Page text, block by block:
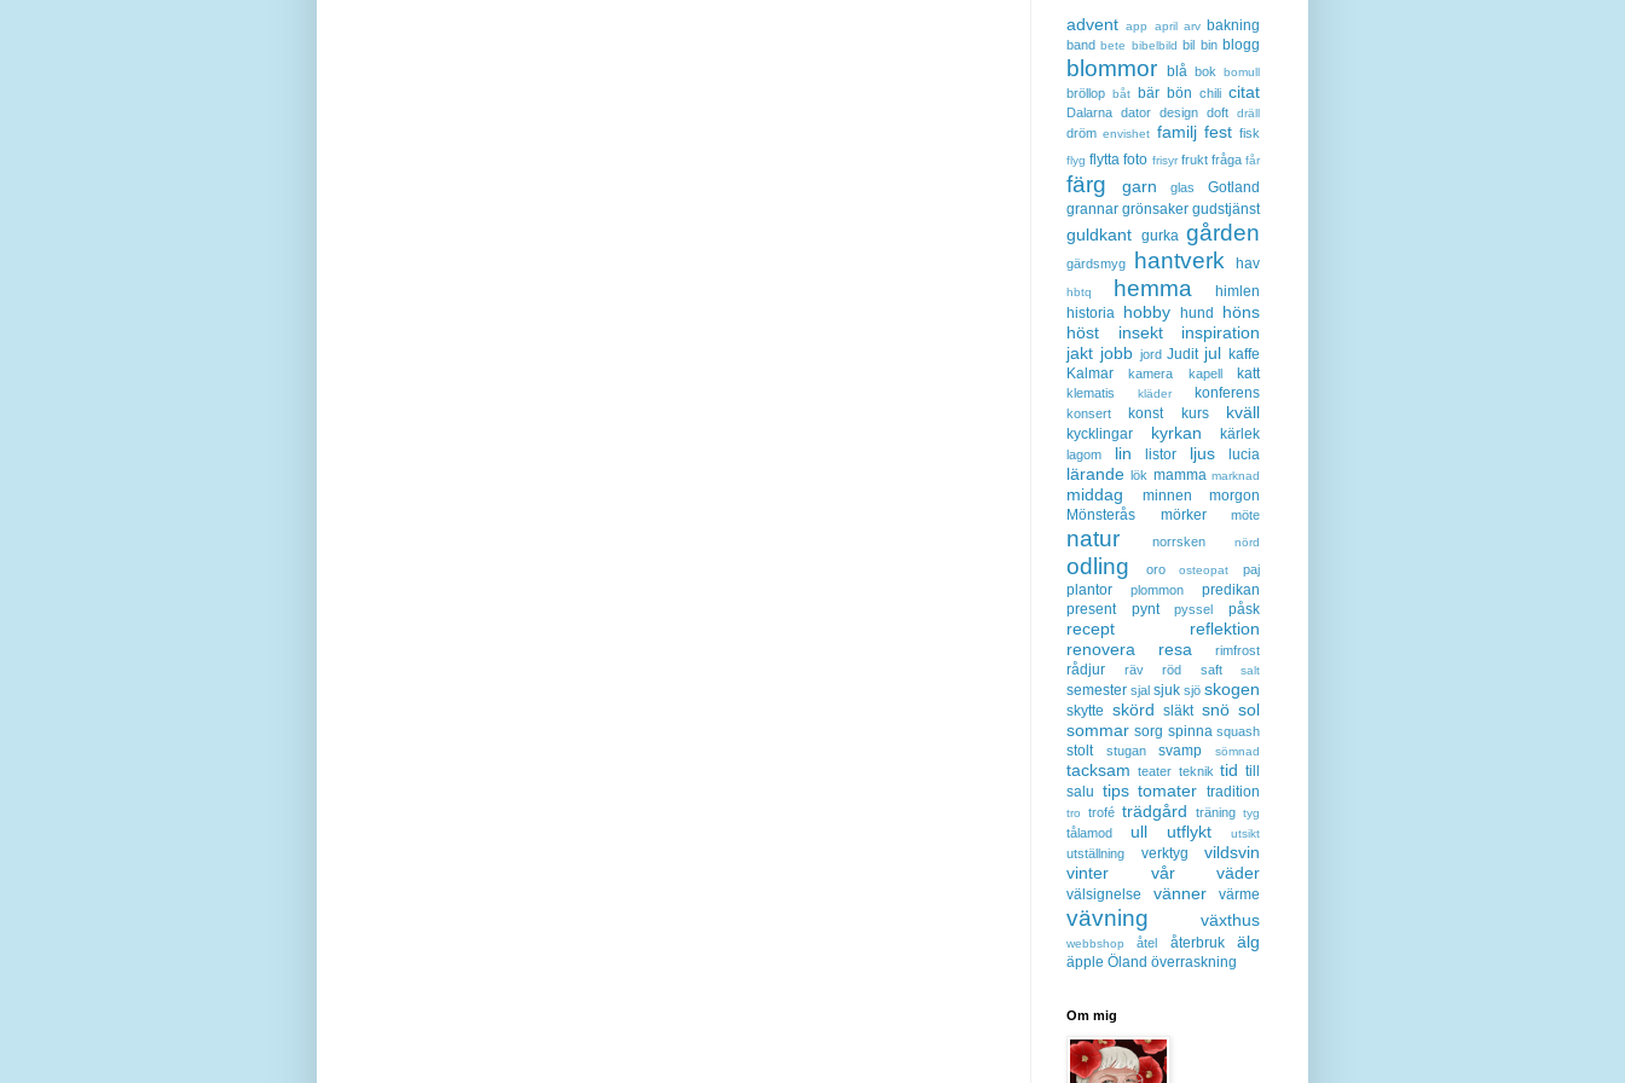
advent app april arv bakning
band bete bibelbild bil bin blogg
blommor blå bok bomull
bröllop båt bär bön chili citat
Dalarna dator design doft dräll
dröm envishet familj fest fisk
flyg flytta foto frisyr frukt fråga får
färg garn glas
Gotland
grannar grönsaker gudstjänst
guldkant gurka gården
gärdsmyg hantverk hav
hbtq hemma
himlen
historia hobby hund
höns
höst
insekt
inspiration
jakt jobb jord Judit jul kaffe
Kalmar
kamera kapell katt
klematis kläder konferens
konsert konst kurs kväll
kycklingar kyrkan kärlek
lagom lin listor ljus lucia
lärande lök mamma marknad
middag minnen
morgon
Mönsterås
mörker möte
natur norrsken nörd
odling oro osteopat paj
plantor plommon
predikan
present
pynt pyssel påsk
recept
reflektion
renovera
resa rimfrost
rådjur räv röd saft salt
semester sjal sjuk sjö skogen
skytte skörd släkt snö sol
sommar sorg spinna squash
stolt stugan svamp sömnad
tacksam teater teknik tid till
salu tips tomater tradition
tro trofé trädgård träning tyg
tålamod ull utflykt utsikt
utställning verktyg
vildsvin
vinter
vår väder
välsignelse vänner värme
vävning växthus
webbshop åtel återbruk älg
äpple Öland överraskning
Om mig